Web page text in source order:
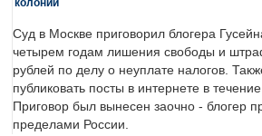
колонии
Суд в Москве приговорил блогера
четырем годам лишения свободы и
рублей по делу о неуплате налогов.
публиковать посты в интернете в течение
Приговор был вынесен заочно - блогер
пределами России.